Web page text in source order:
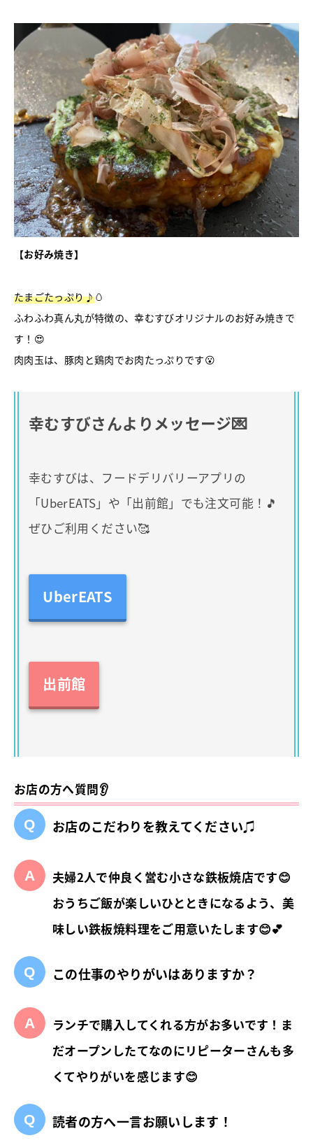
【お好み焼き】
たまごたっぷり♪🥚
ふわふわ真ん丸が特徴の、幸むすびオリジナルのお好み焼きで
す！😍
肉肉玉は、豚肉と鶏肉でお肉たっぷりです😮
幸むすびさんよりメッセージ💌
幸むすびは、フードデリバリーアプリの
「UberEATS」や「出前館」でも注文可能！🎵
ぜひご利用ください🥰
UberEATS
出前館
お店の方へ質問👂
お店のこだわりを教えてください♫
夫婦2人で仲良く営む小さな鉄板焼店です😊
おうちご飯が楽しいひとときになるよう、美
味しい鉄板焼料理をご用意いたします😊💕
この仕事のやりがいはありますか？
ランチで購入してくれる方がお多いです！ま
だオープンしたてなのにリピーターさんも多
くてやりがいを感じます😊
読者の方へ一言お願いします！